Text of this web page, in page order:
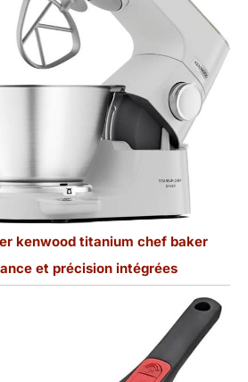
kenwood titanium chef baker
et précision intégrées